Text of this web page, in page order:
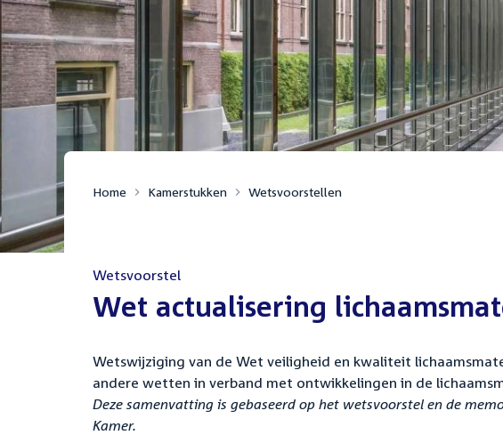
Home Kamerstukken Wetsvoorstellen
Wetsvoorstel
:Wet actualisering
Wetswijziging van de Wet veiligheid en kwaliteit
andere wetten in verband met ontwikkelingen in de
Deze samenvatting is gebaseerd op het wetsvoorstel en de
Kamer.